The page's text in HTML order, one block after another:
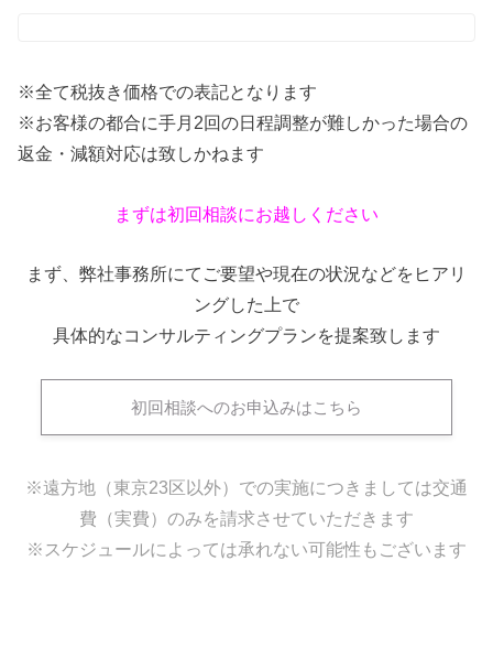
※全て税抜き価格での表記となります
※お客様の都合に手月2回の日程調整が難しかった場合の
返金・減額対応は致しかねます
まずは初回相談にお越しください
まず、弊社事務所にてご要望や現在の状況などをヒアリ
ングした上で
具体的なコンサルティングプランを提案致します
初回相談へのお申込みはこちら
※遠方地（東京23区以外）での実施につきましては交通
費（実費）のみを請求させていただきます
※スケジュールによっては承れない可能性もございます